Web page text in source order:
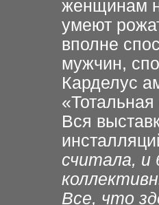
женщинам
умеют
вполне
мужчин,
Карделус
Вся
считала, и
Все, что